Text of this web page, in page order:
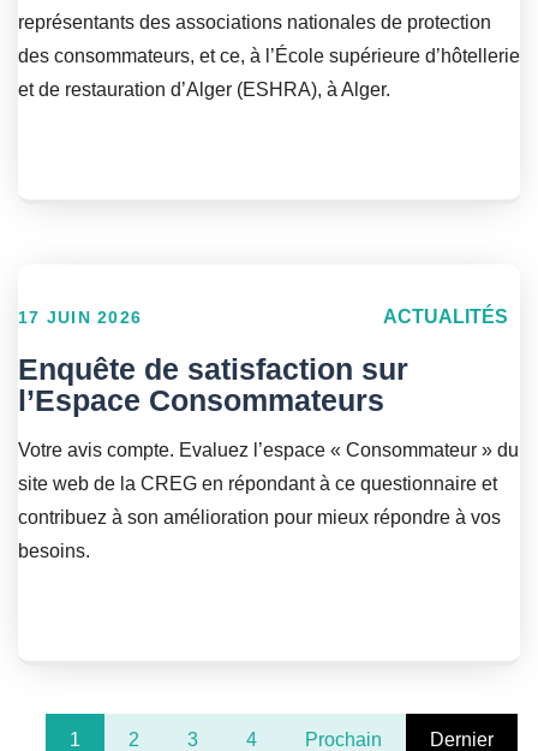
représentants des associations nationales de protection
des consommateurs, et ce, à l’École supérieure d’hôtellerie
et de restauration d’Alger (ESHRA), à Alger.
17 JUIN 2026 ACTUALITÉS
Enquête de satisfaction sur
l’Espace Consommateurs
Votre avis compte. Evaluez l’espace « Consommateur » du
site web de la CREG en répondant à ce questionnaire et
contribuez à son amélioration pour mieux répondre à vos
besoins.
1 2 3 4 Prochain Dernier